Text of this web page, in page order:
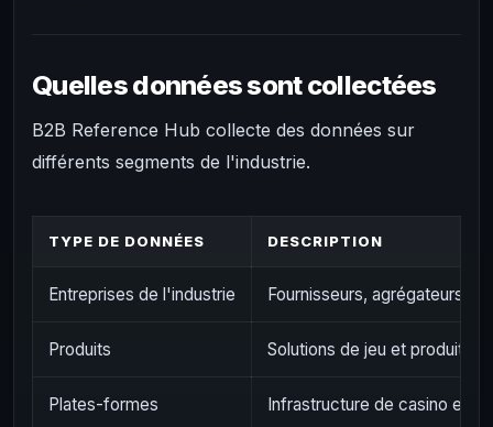
Quelles données sont collectées
B2B Reference Hub collecte des données sur
différents segments de l'industrie.
TYPE DE DONNÉES DESCRIPTION
Entreprises de l'industrie Fournisseurs, agrégateurs
Produits Solutions de jeu et produits
Plates-formes Infrastructure de casino en